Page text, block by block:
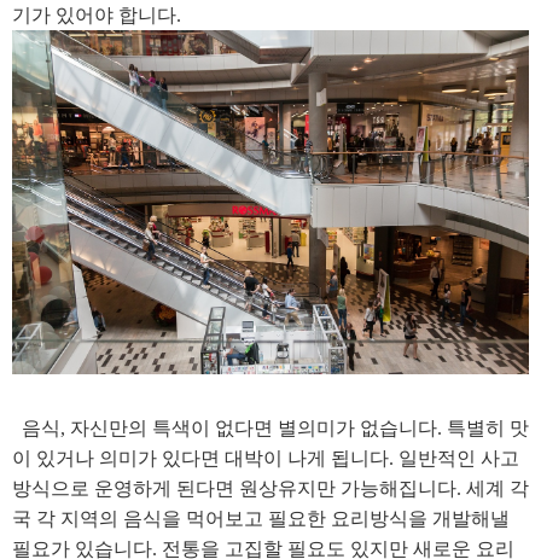
기가 있어야 합니다.
음식, 자신만의 특색이 없다면 별의미가 없습니다. 특별히 맛
이 있거나 의미가 있다면 대박이 나게 됩니다. 일반적인 사고
방식으로 운영하게 된다면 원상유지만 가능해집니다. 세계 각
국 각 지역의 음식을 먹어보고 필요한 요리방식을 개발해낼
필요가 있습니다. 전통을 고집할 필요도 있지만 새로운 요리